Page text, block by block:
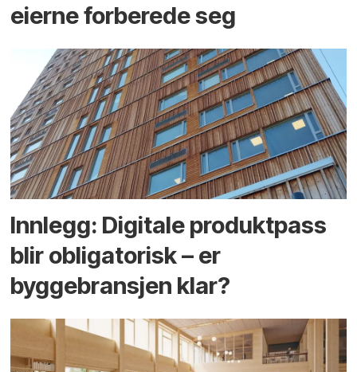
eierne forberede seg
Innlegg: Digitale produktpass
blir obligatorisk – er
byggebransjen klar?